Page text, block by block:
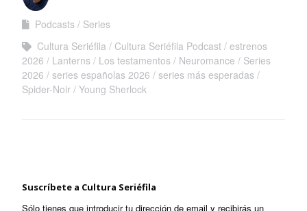
Podcasts
Series
Cultura Seriéfila
Cultura Seriéfila Podcast estrenos
2026
Lanterns Los testamentos Neuromance
Series
2026
series españolas 2026
series más esperadas
Spider-Noir Young Sherlock
Suscríbete a Cultura Seriéfila
Sólo tienes que introducir tu dirección de email y recibirás un